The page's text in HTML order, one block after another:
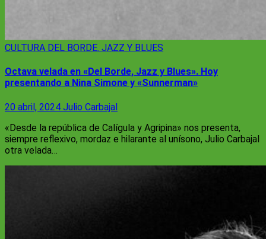
CULTURA DEL BORDE. JAZZ Y BLUES
Octava velada en «Del Borde, Jazz y Blues». Hoy
presentando a Nina Simone y «Sunnerman»
20 abril, 2024 Julio Carbajal
«Desde la república de Calígula y Agripina» nos presenta,
siempre reflexivo, mordaz e hilarante al unísono, Julio Carbajal
otra velada…